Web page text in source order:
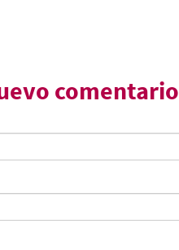
comentario